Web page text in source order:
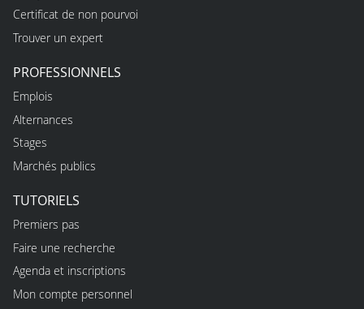
Certificat de non pourvoi
Trouver un expert
PROFESSIONNELS
Emplois
Alternances
Stages
Marchés publics
TUTORIELS
Premiers pas
Faire une recherche
Agenda et inscriptions
Mon compte personnel